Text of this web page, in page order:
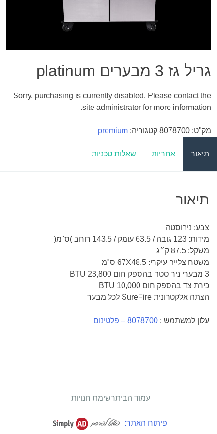
גריל גז 3 מבערים platinum
Sorry, purchasing is currently disabled. Please contact the
site administrator for more information.
מק"ט: 8078700 קטגוריה: premium
תיאור אחריות שאלות טכניות
תיאור
צבע: נירוסטה
מידות: 123 גובה / 63.5 עומק / 143.5 רוחב )ס"מ(
משקל: 87.5 ק״ג
משטח צלייה עיקרי: 67X48.5 ס"מ
3 מבערי נירוסטה בהספק חום BTU 23,800
כירת צד בהספק חום BTU 10,000
הצתה אלקטרונית SureFire לכל מבער
עלון למשתמש : 8078700 – פלטינום
עמוד הביתרשימת חנויות
פיתוח האתר: